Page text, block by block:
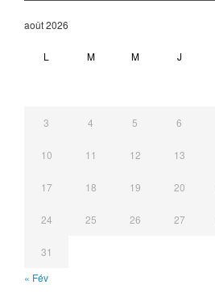
août 2026
L M M J
3 4 5 6
10 11 12 13
17 18 19 20
24 25 26 27
31
« Fév